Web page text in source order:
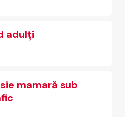
adulți
mamară sub